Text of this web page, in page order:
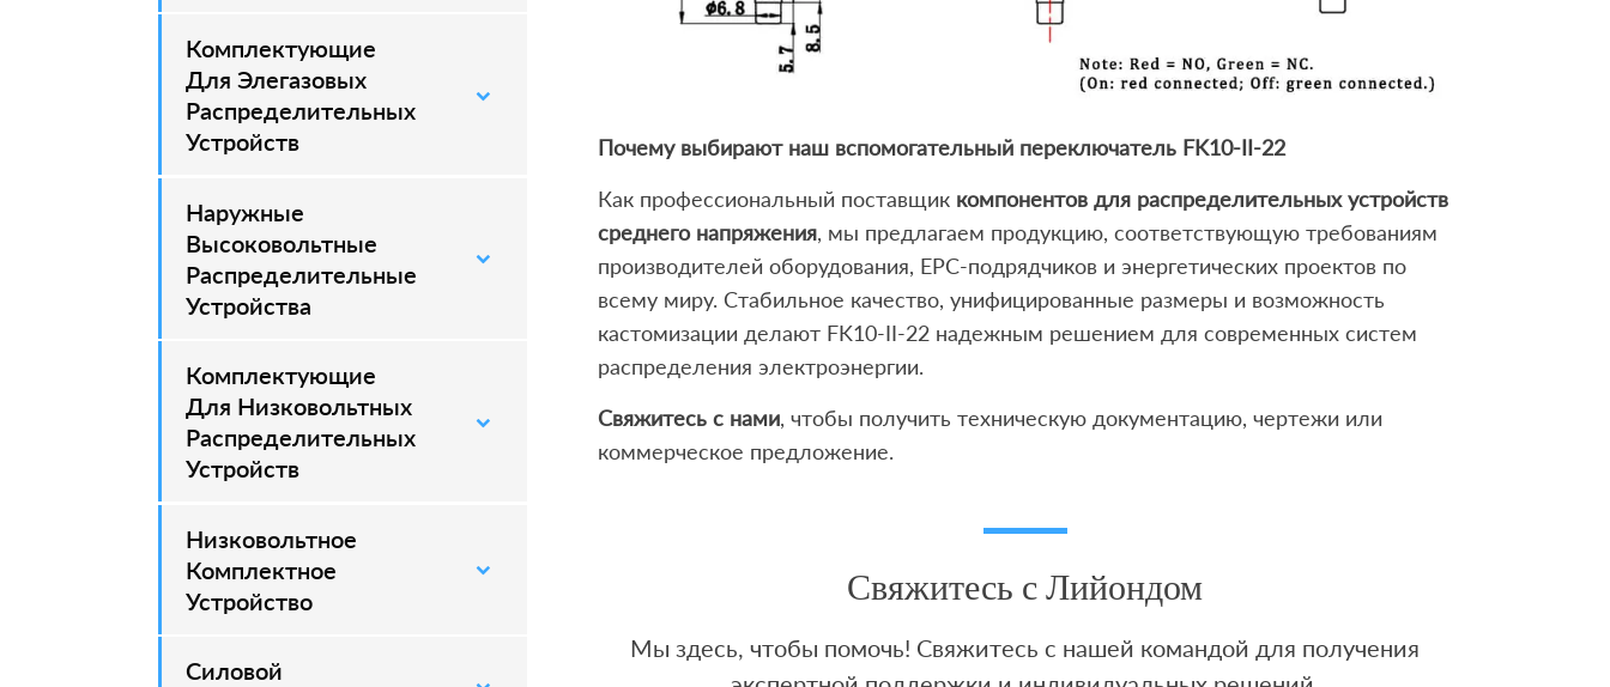
Комплектующие
Для Элегазовых
Распределительных
Устройств
–
Наружные
Высоковольтные
Распределительные
Устройства
–
Комплектующие
Для Низковольтных
Распределительных
Устройств
Низковольтное
Комплектное
Устройство
Силовой
–
Почему выбирают наш вспомогательный переключатель FK10-II-22
Как профессиональный поставщик компонентов для распределительных устройств
среднего напряжения, мы предлагаем продукцию, соответствующую требованиям
производителей оборудования, EPC-подрядчиков и энергетических проектов по
всему миру. Стабильное качество, унифицированные размеры и возможность
кастомизации делают FK10-II-22 надежным решением для современных систем
распределения электроэнергии.
Свяжитесь с нами, чтобы получить техническую документацию, чертежи или
коммерческое предложение.
Свяжитесь с Лийондом
Мы здесь, чтобы помочь! Свяжитесь с нашей командой для получения